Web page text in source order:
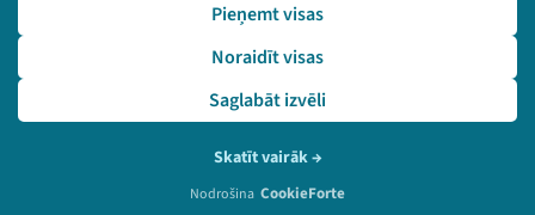
Saglabāt izvēli
Noraidīt visas
Pieņemt visas
Skatīt vairāk→
Nodrošina CookieForte
Pieteikties
🔗 https://festivalslampa.lv/lv/dalibnieki/5986